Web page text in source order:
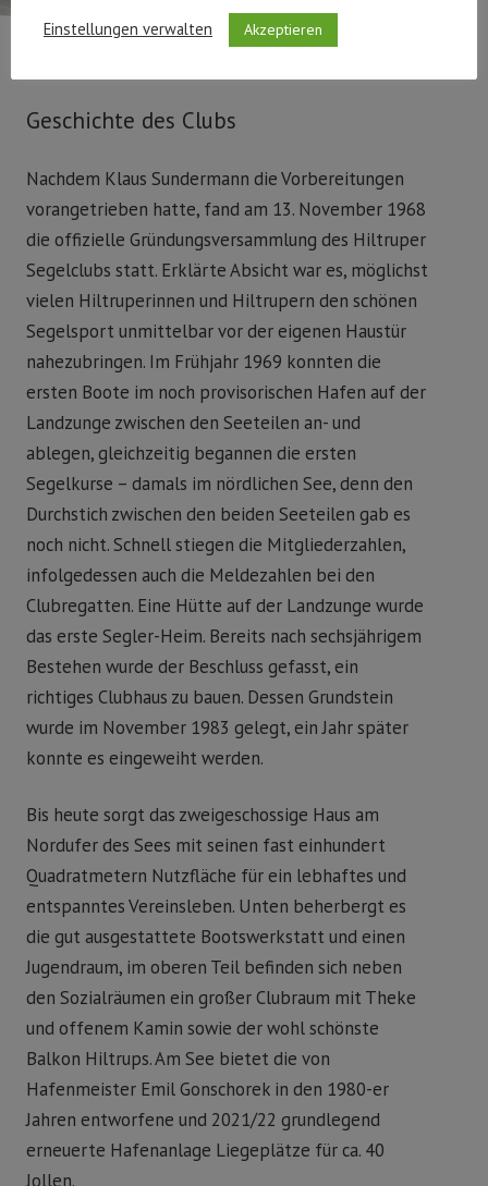
Geschichte des Clubs
Nachdem Klaus Sundermann die Vorbereitungen
vorangetrieben hatte, fand am 13. November 1968
die offizielle Gründungsversammlung des Hiltruper
Segelclubs statt. Erklärte Absicht war es, möglichst
vielen Hiltruperinnen und Hiltrupern den schönen
Segelsport unmittelbar vor der eigenen Haustür
nahezubringen. Im Frühjahr 1969 konnten die
ersten Boote im noch provisorischen Hafen auf der
Landzunge zwischen den Seeteilen an- und
ablegen, gleichzeitig begannen die ersten
Segelkurse – damals im nördlichen See, denn den
Durchstich zwischen den beiden Seeteilen gab es
noch nicht. Schnell stiegen die Mitgliederzahlen,
infolgedessen auch die Meldezahlen bei den
Clubregatten. Eine Hütte auf der Landzunge wurde
das erste Segler-Heim. Bereits nach sechsjährigem
Bestehen wurde der Beschluss gefasst, ein
richtiges Clubhaus zu bauen. Dessen Grundstein
wurde im November 1983 gelegt, ein Jahr später
konnte es eingeweiht werden.
Bis heute sorgt das zweigeschossige Haus am
Nordufer des Sees mit seinen fast einhundert
Quadratmetern Nutzfläche für ein lebhaftes und
entspanntes Vereinsleben. Unten beherbergt es
die gut ausgestattete Bootswerkstatt und einen
Jugendraum, im oberen Teil befinden sich neben
den Sozialräumen ein großer Clubraum mit Theke
und offenem Kamin sowie der wohl schönste
Balkon Hiltrups. Am See bietet die von
Hafenmeister Emil Gonschorek in den 1980-er
Jahren entworfene und 2021/22 grundlegend
erneuerte Hafenanlage Liegeplätze für ca. 40
Jollen.
Einstellungen verwalten
Akzeptieren